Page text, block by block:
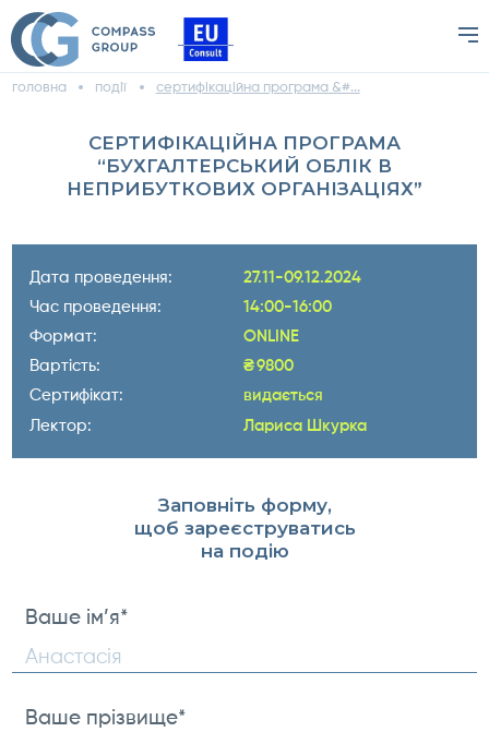
головна події сертифікаційна програма &#...
СЕРТИФІКАЦІЙНА ПРОГРАМА
“БУХГАЛТЕРСЬКИЙ ОБЛІК В
НЕПРИБУТКОВИХ ОРГАНІЗАЦІЯХ”
Дата проведення: 27.11-09.12.2024
Вартість: ₴9800
Час проведення: 14:00-16:00
Сертифікат: видається
Формат: ONLINE
Лектор: Лариса Шкурка
Заповніть форму,
щоб зареєструватись
на подію
Ваше ім’я*
Ваше прізвище*